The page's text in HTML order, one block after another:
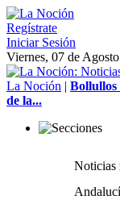
Regístrate
Iniciar Sesión
Viernes, 07 de
La Noción | Bollullos
de la...
Noticias